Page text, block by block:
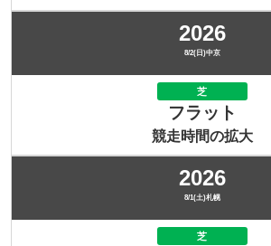
2026
8/2(日)中京
芝
フラット
競走時間の拡大
2026
8/1(土)札幌
芝